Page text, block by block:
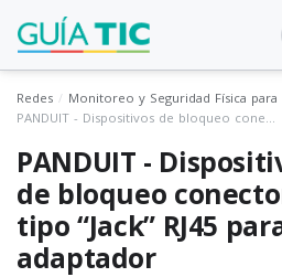
Redes
Monitoreo y Seguridad Física para
PANDUIT - Dispositivos de bloqueo conector tipo “Jack” RJ45 para adaptador
PANDUIT -
de bloqueo
tipo “Jack” RJ45
adaptador